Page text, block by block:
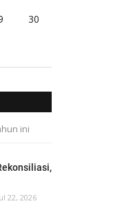
30
ini
22, 2026